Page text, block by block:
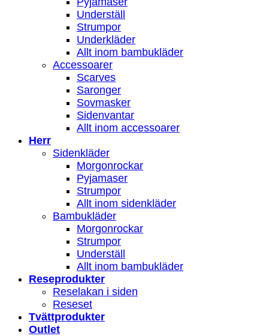
Underställ
Strumpor
Underkläder
Allt inom bambukläder
Accessoarer
Scarves
Saronger
Sovmasker
Sidenvantar
Allt inom accessoarer
Herr
Sidenkläder
Morgonrockar
Pyjamaser
Strumpor
Allt inom sidenkläder
Bambukläder
Morgonrockar
Strumpor
Underställ
Allt inom bambukläder
Reseprodukter
Reselakan i siden
Reseset
Tvättprodukter
Outlet